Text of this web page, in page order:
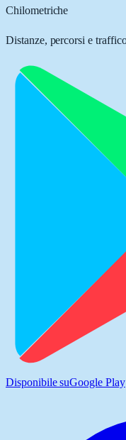
Chilometriche
Distanze, percorsi e
Disponibile suGoogle Play